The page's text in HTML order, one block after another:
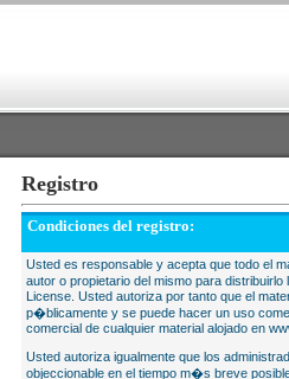
Registro
Condiciones del registro:
Usted es responsable y acepta que todo el
autor o propietario del mismo para
License. Usted autoriza por tanto que el
p�blicamente y se puede hacer un uso
comercial de cualquier material alojado en
Usted autoriza igualmente que los
objeccionable en el tiempo m�s breve